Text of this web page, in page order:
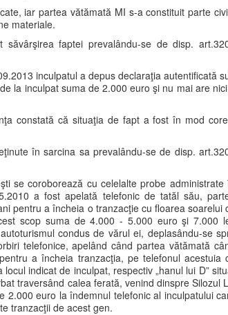
iar partea vătămată MI s-a constituit parte
materiale.
faptei prevalându-se de disp.
inculpatul a depus declaraţia autentificată
la inculpat suma de 2.000 euro şi nu mai are
constată că situaţia de fapt a fost în mod
în sarcina sa prevalându-se de disp.
se coroborează cu celelalte probe administrate
a fost apelată telefonic de tatăl său,
pentru a încheia o tranzacţie cu floarea soarelui
scop suma de 4.000 - 5.000 euro şi 7.000
condus de vărul ei, deplasându-se
telefonice, apelând când partea vătămată
a încheia tranzacţia, pe telefonul acestuia
indicat de inculpat, respectiv „hanul lui D”
traversând calea ferată, venind dinspre Silozul
2.000 euro la îndemnul telefonic al inculpatului
tranzacţii de acest gen.